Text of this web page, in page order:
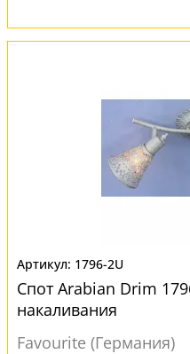
1796-2U
Спот Arabian Drim
накаливания
Favourite (Германия)